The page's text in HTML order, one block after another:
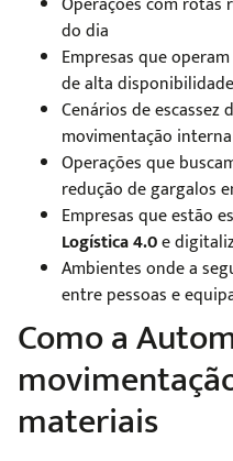
do dia
Empresas que
de alta
Cenários de
movimentação interna
Operações que
redução de gargalos
Empresas que estão
Logística 4.0e
Ambientes onde a
entre pessoas e
Como a
materiais